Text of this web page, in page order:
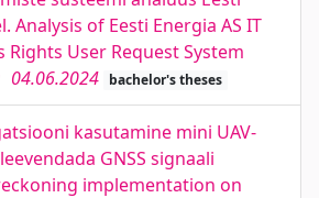
Analysis of Eesti Energia AS IT
Rights User Request System
04.06.2024 bachelor's theses
kasutamine mini UAV-
GNSS signaali
implementation on